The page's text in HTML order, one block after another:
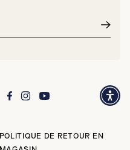
POLITIQUE DE RETOUR EN